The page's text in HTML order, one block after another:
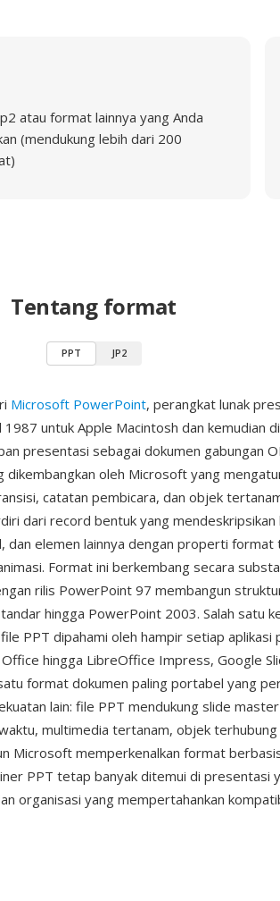
atau format lainnya yang Anda
(mendukung lebih dari 200
Tentang format
PPT JP2
Microsoft PowerPoint, perangkat lunak
untuk Apple Macintosh dan kemudian
presentasi sebagai dokumen gabungan
oleh Microsoft yang
catatan pembicara, dan objek
dari record bentuk yang mendeskripsikan
dan elemen lainnya dengan properti
Format ini berkembang secara
rilis PowerPoint 97 membangun
hingga PowerPoint 2003. Salah satu
PPT dipahami oleh hampir setiap aplikasi
hingga LibreOffice Impress, Google
format dokumen paling portabel yang
lain: file PPT mendukung slide
multimedia tertanam, objek terhubung
Microsoft memperkenalkan format
PPT tetap banyak ditemui di presentasi
organisasi yang mempertahankan